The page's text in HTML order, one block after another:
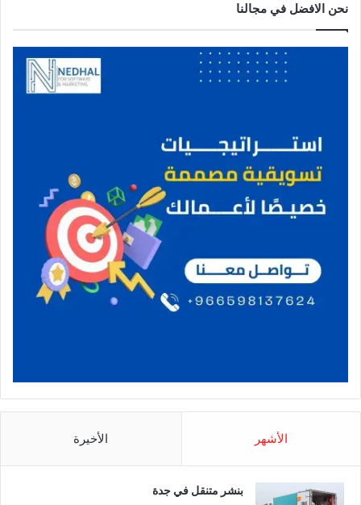
نحن الافضل في مجالنا
الأشهر الأخيرة
بنشر متنقل في جدة